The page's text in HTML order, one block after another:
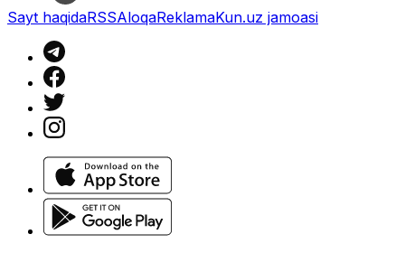
Sayt haqidaRSSAloqaReklamaKun.uz jamoasi